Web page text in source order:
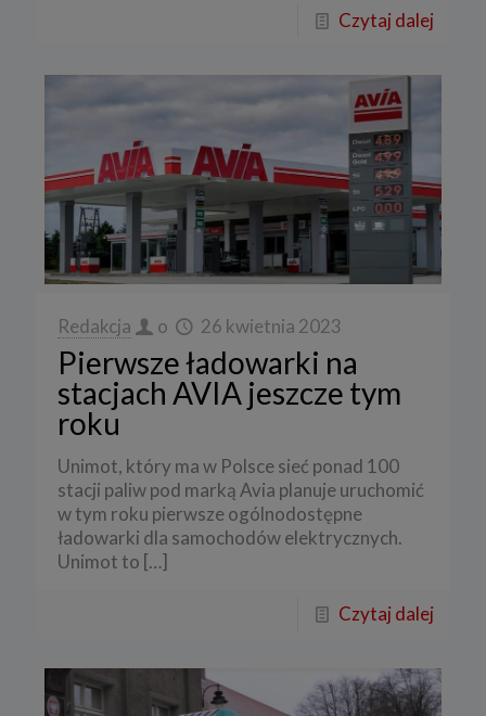
Czytaj dalej
Redakcja o 26 kwietnia 2023
Pierwsze ładowarki na
stacjach AVIA jeszcze tym
roku
Unimot, który ma w Polsce sieć ponad 100
stacji paliw pod marką Avia planuje uruchomić
w tym roku pierwsze ogólnodostępne
ładowarki dla samochodów elektrycznych.
Unimot to […]
Czytaj dalej